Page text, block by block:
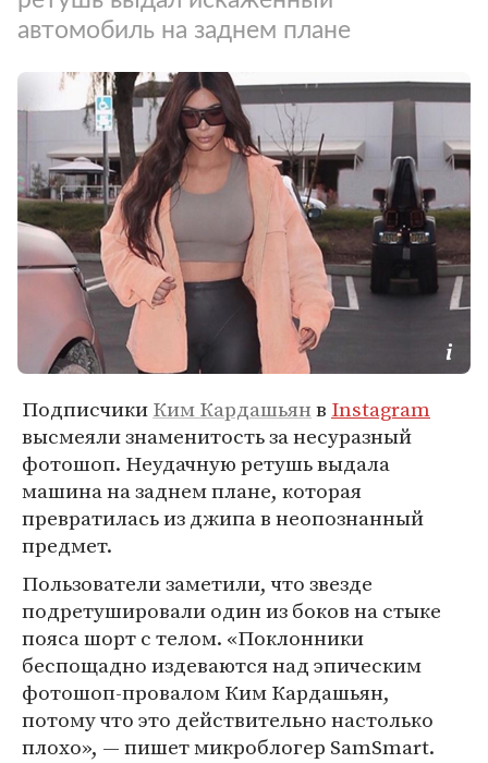
автомобиль на заднем плане
ПодписчикиКим Кардашьянв Instagram
высмеяли знаменитость за несуразный
фотошоп. Неудачную ретушь выдала
машина на заднем плане, которая
превратилась из джипа в неопознанный
предмет.
Пользователи заметили, что звезде
подретушировали один из боков на стыке
пояса шорт с телом. «Поклонники
беспощадно издеваются над эпическим
фотошоп-провалом Ким Кардашьян,
потому что это действительно настолько
плохо», — пишет микроблогер SamSmart.